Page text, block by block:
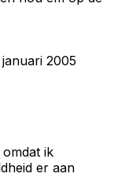
januari 2005
omdat ik
er aan